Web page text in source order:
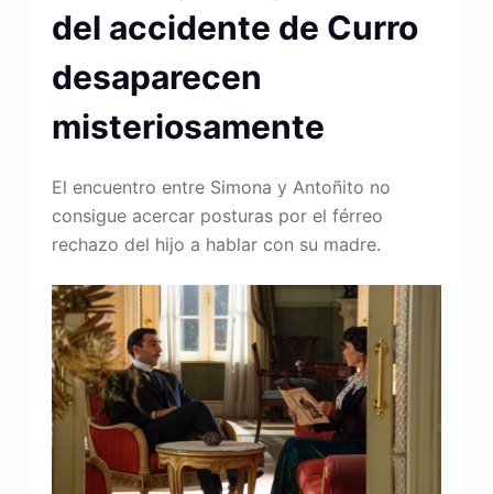
del accidente de Curro
desaparecen
misteriosamente
El encuentro entre Simona y Antoñito no
consigue acercar posturas por el férreo
rechazo del hijo a hablar con su madre.